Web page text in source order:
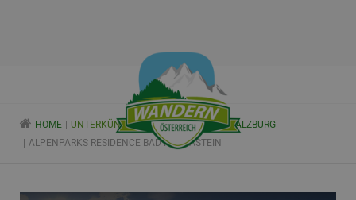
HOME UNTERKÜNFTE WANDERHOTELS
SALZBURG
ALPENPARKS RESIDENCE BAD HOFGASTEIN